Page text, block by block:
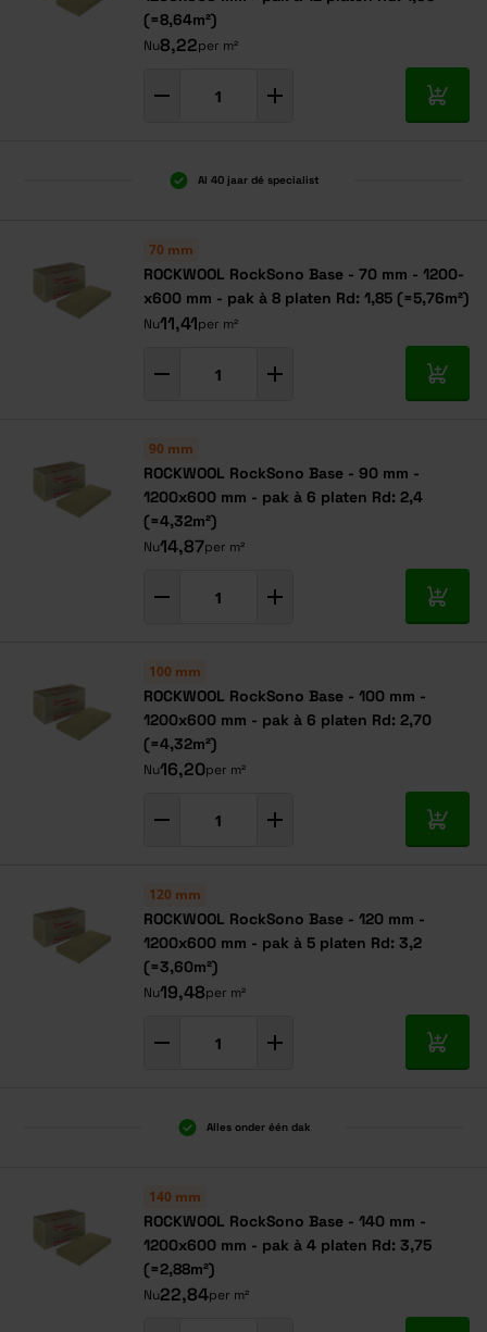
(=8,64m²)
Nu8,22per m²
In
Al 40 jaar dé specialist
70 mm
ROCKWOOL RockSono Base - 70 mm - 1200-
x600 mm - pak à 8 platen Rd: 1,85 (=5,76m²)
Nu11,41per m²
In
90 mm
ROCKWOOL RockSono Base - 90 mm -
1200x600 mm - pak à 6 platen Rd: 2,4
(=4,32m²)
Nu14,87per m²
In
100 mm
ROCKWOOL RockSono Base - 100 mm -
1200x600 mm - pak à 6 platen Rd: 2,70
(=4,32m²)
Nu16,20per m²
In
120 mm
ROCKWOOL RockSono Base - 120 mm -
1200x600 mm - pak à 5 platen Rd: 3,2
(=3,60m²)
Nu19,48per m²
In
Alles onder één dak
140 mm
ROCKWOOL RockSono Base - 140 mm -
1200x600 mm - pak à 4 platen Rd: 3,75
(=2,88m²)
Nu22,84per m²